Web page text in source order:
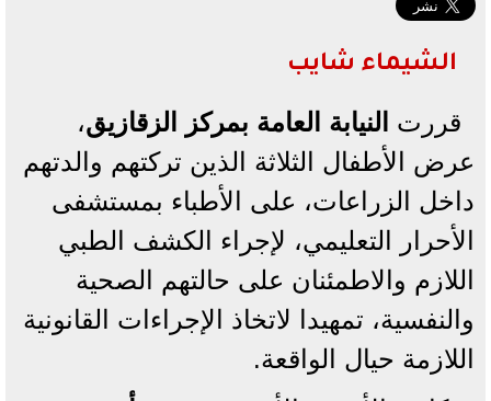
الشيماء شايب
قررت النيابة العامة بمركز الزقازيق،
عرض الأطفال الثلاثة الذين تركتهم والدتهم
داخل الزراعات، على الأطباء بمستشفى
الأحرار التعليمي، لإجراء الكشف الطبي
اللازم والاطمئنان على حالتهم الصحية
والنفسية، تمهيدا لاتخاذ الإجراءات القانونية
اللازمة حيال الواقعة.